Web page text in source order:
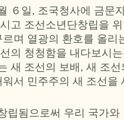
６일, 조국청사에 금문
고 조선소년단창립을
며 열광의 환호를 올리
의 청청함을 내다보시
새 조선의 보배, 새 조
서 민주주의 새 조선을
립됨으로써 우리 국가